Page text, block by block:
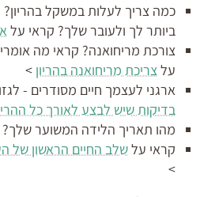
כמה צריך לעלות במשקל בהריון?
ביותר לך ולעובר שלך? קראי על
צורכת מריחואנה? קראי מה
עלצריכת מריחואנה בהריון >
ארגני לעצמך חיים מסודרים -
בדיקות שיש לבצע לאורך כל
מהו תאריך הלידה המשוער שלך?
קראי עלשלב החיים הראשון של
>